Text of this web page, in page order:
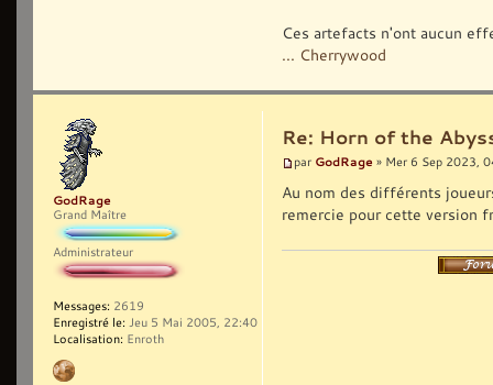
Ces artefacts n'ont aucun
... Cherrywood
Re: Horn of the
par GodRage » Mer 6 Sep 2023,
Au nom des différents
remercie pour cette version
GodRage
Grand Maître
Administrateur
Messages: 2619
Enregistré le: Jeu 5 Mai 2005, 22:40
Localisation: Enroth